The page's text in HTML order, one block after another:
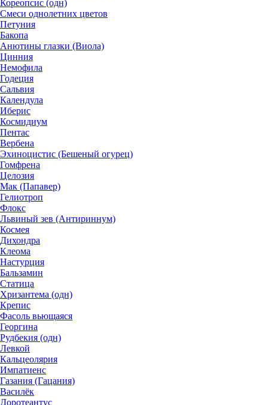
Кореопсис (одн)
Смеси однолетних цветов
Петуния
Бакопа
Анютины глазки (Виола)
Цинния
Немофила
Годеция
Сальвия
Календула
Иберис
Космидиум
Пентас
Вербена
Эхиноцистис (Бешеный огурец)
Гомфрена
Целозия
Мак (Папавер)
Гелиотроп
Флокс
Львиный зев (Антириннум)
Космея
Дихондра
Клеома
Настурция
Бальзамин
Статица
Хризантема (одн)
Крепис
Фасоль вьющаяся
Георгина
Рудбекия (одн)
Левкой
Кальцеолярия
Импатиенс
Газания (Гацания)
Василёк
Доротеантус